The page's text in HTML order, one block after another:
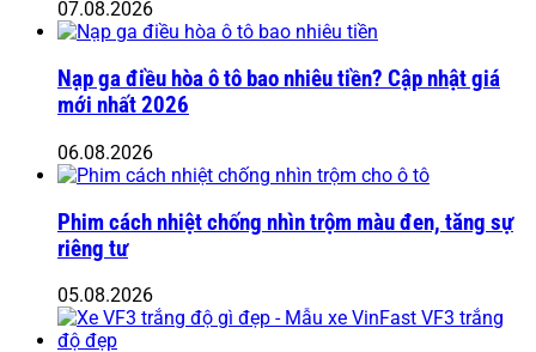
07.08.2026
Nạp ga điều hòa ô tô bao nhiêu tiền? Cập nhật giá
mới nhất 2026
06.08.2026
Phim cách nhiệt chống nhìn trộm màu đen, tăng sự
riêng tư
05.08.2026